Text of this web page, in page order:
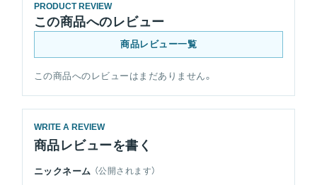
PRODUCT REVIEW
この商品へのレビュー
商品レビュー一覧
この商品へのレビューはまだありません。
WRITE A REVIEW
商品レビューを書く
ニックネーム （公開されます）